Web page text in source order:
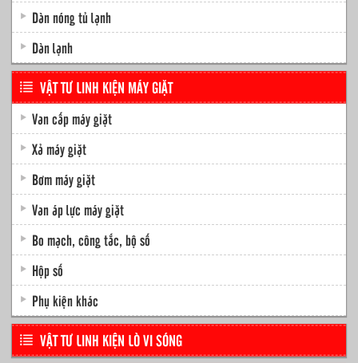
Dàn nóng tủ lạnh
Dàn lạnh
VẬT TƯ LINH KIỆN MÁY GIẶT
Van cấp máy giặt
Xả máy giặt
Bơm máy giặt
Van áp lực máy giặt
Bo mạch, công tắc, bộ số
Hộp số
Phụ kiện khác
VẬT TƯ LINH KIỆN LÒ VI SÓNG